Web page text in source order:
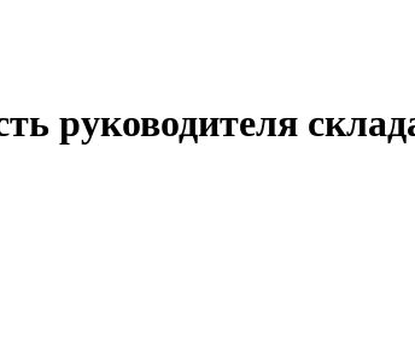
руководителя